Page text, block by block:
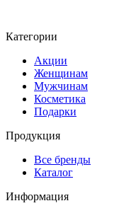
Категории
Акции
Женщинам
Мужчинам
Косметика
Подарки
Продукция
Все бренды
Каталог
Информация